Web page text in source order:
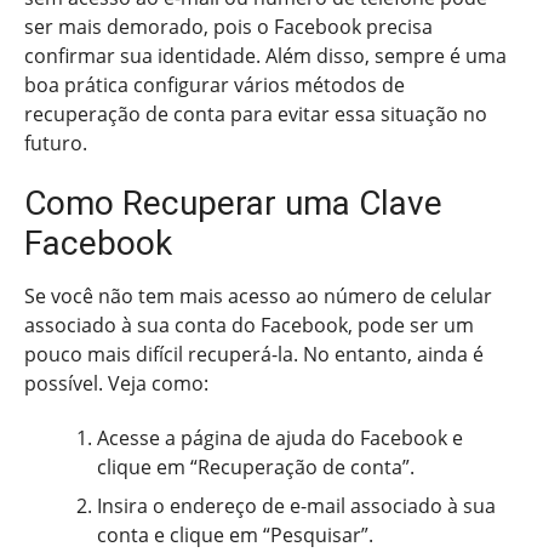
ser mais demorado, pois o Facebook precisa
confirmar sua identidade. Além disso, sempre é uma
boa prática configurar vários métodos de
recuperação de conta para evitar essa situação no
futuro.
Como Recuperar uma Clave
Facebook
Se você não tem mais acesso ao número de celular
associado à sua conta do Facebook, pode ser um
pouco mais difícil recuperá-la. No entanto, ainda é
possível. Veja como:
Acesse a página de ajuda do Facebook e
clique em “Recuperação de conta”.
Insira o endereço de e-mail associado à sua
conta e clique em “Pesquisar”.